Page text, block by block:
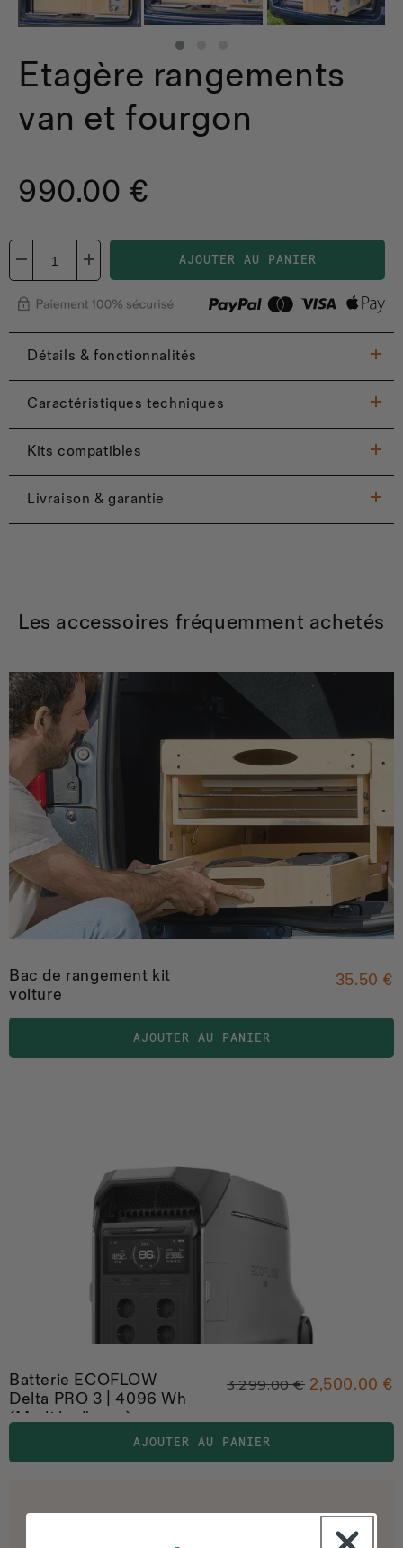
Etagère rangements
van et fourgon
990.00 €
AJOUTER AU PANIER
Détails & fonctionnalités
Caractéristiques techniques
Kits compatibles
Livraison & garantie
Les accessoires fréquemment achetés
Bac de rangement kit
voiture
35.50 €
AJOUTER AU PANIER
Batterie ECOFLOW
Delta PRO 3 | 4096 Wh
(Modèle d'expo)
3,299.00 € 2,500.00 €
AJOUTER AU PANIER